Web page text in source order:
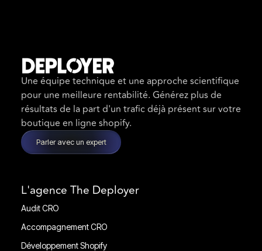
Une équipe technique et une approche scientifique
pour une meilleure rentabilité. Générez plus de
résultats de la part d'un trafic déjà présent sur votre
boutique en ligne shopify.
Parler avec un expert
L'agence The Deployer
Audit CRO
Audit CRO
Accompagnement CRO
Accompagnement CRO
Développement Shopify